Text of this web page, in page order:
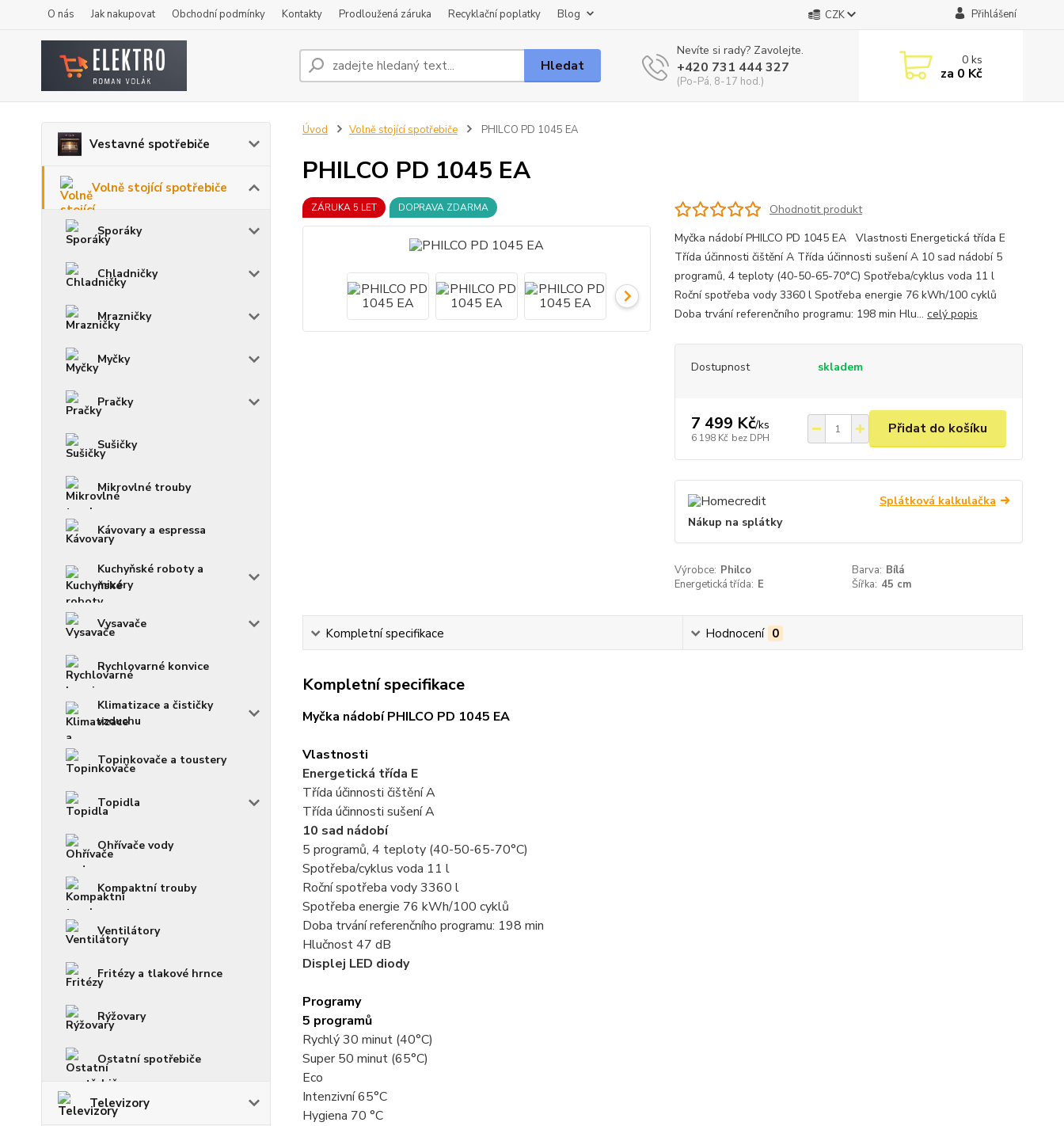
O nás Jak nakupovat Obchodní podmínky Kontakty Prodloužená záruka Recyklační poplatky Blog CZK Přihlášení
Hledat
Nevíte si rady? Zavolejte.
+420 731 444 327
(Po-Pá, 8-17 hod.)
0ks
za 0 Kč
Vestavné spotřebiče
Volně stojící spotřebiče
Sporáky
Chladničky
Mrazničky
Myčky
Pračky
Sušičky
Mikrovlné trouby
Kávovary a espressa
Kuchyňské roboty a
mixéry
Vysavače
Rychlovarné konvice
Klimatizace a čističky
vzduchu
Topinkovače a toustery
Topidla
Ohřívače vody
Kompaktní trouby
Ventilátory
Fritézy a tlakové hrnce
Rýžovary
Ostatní spotřebiče
Televizory
Úvod Volně stojící spotřebiče PHILCO PD 1045 EA
PHILCO PD 1045 EA
ZÁRUKA 5 LET DOPRAVA ZDARMA
Ohodnotit produkt
Myčka nádobí PHILCO PD 1045 EA Vlastnosti Energetická třída E
Třída účinnosti čištění A Třída účinnosti sušení A 10 sad nádobí 5
programů, 4 teploty (40-50-65-70°C) Spotřeba/cyklus voda 11 l
Roční spotřeba vody 3360 l Spotřeba energie 76 kWh/100 cyklů
Doba trvání referenčního programu: 198 min Hlu... celý popis
Dostupnost skladem
7 499 Kč/ks
6 198 Kč bez DPH
Přidat do košíku
Splátková kalkulačka
Nákup na splátky
Výrobce: Philco Barva: Bílá
Energetická třída: E Šířka: 45 cm
Kompletní specifikace Hodnocení 0
Kompletní specifikace
Myčka nádobí PHILCO PD 1045 EA
Vlastnosti
Energetická třída E
Třída účinnosti čištění A
Třída účinnosti sušení A
10 sad nádobí
5 programů, 4 teploty (40-50-65-70°C)
Spotřeba/cyklus voda 11 l
Roční spotřeba vody 3360 l
Spotřeba energie 76 kWh/100 cyklů
Doba trvání referenčního programu: 198 min
Hlučnost 47 dB
Displej LED diody
Programy
5 programů
Rychlý 30 minut (40°C)
Super 50 minut (65°C)
Eco
Intenzivní 65°C
Hygiena 70 °C